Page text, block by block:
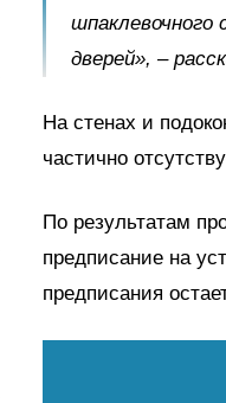
дверей», –
На стенах и
частично
По результатам
предписание на
предписания